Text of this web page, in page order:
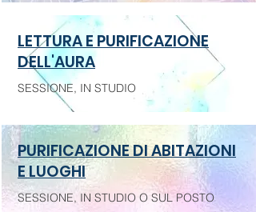
LETTURA E PURIFICAZIONE
DELL'AURA
SESSIONE, IN STUDIO
PURIFICAZIONE DI ABITAZIONI
E LUOGHI
SESSIONE, IN STUDIO O SUL POSTO